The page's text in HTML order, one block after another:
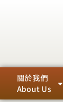
關於我們
About Us